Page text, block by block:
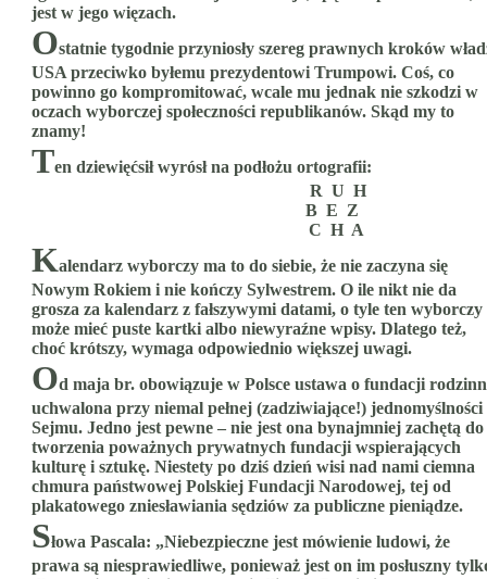
jest w jego więzach.
Ostatnie tygodnie przyniosły szereg prawnych kroków
USA przeciwko byłemu prezydentowi Trumpowi. Coś, co
powinno go kompromitować, wcale mu jednak nie szkodzi w
oczach wyborczej społeczności republikanów. Skąd my to
znamy!
Ten dziewięćsił wyrósł na podłożu ortografii:
R U H
B E Z
C H A
Kalendarz wyborczy ma to do siebie, że nie zaczyna się
Nowym Rokiem i nie kończy Sylwestrem. O ile nikt nie da
grosza za kalendarz z fałszywymi datami, o tyle ten wyborczy
może mieć puste kartki albo niewyraźne wpisy. Dlatego też,
choć krótszy, wymaga odpowiednio większej uwagi.
Od maja br. obowiązuje w Polsce ustawa o fundacji
uchwalona przy niemal pełnej (zadziwiające!) jednomyślności
Sejmu. Jedno jest pewne – nie jest ona bynajmniej zachętą do
tworzenia poważnych prywatnych fundacji wspierających
kulturę i sztukę. Niestety po dziś dzień wisi nad nami ciemna
chmura państwowej Polskiej Fundacji Narodowej, tej od
plakatowego zniesławiania sędziów za publiczne pieniądze.
Słowa Pascala: „Niebezpieczne jest mówienie ludowi, że
prawa są niesprawiedliwe, ponieważ jest on im posłuszny